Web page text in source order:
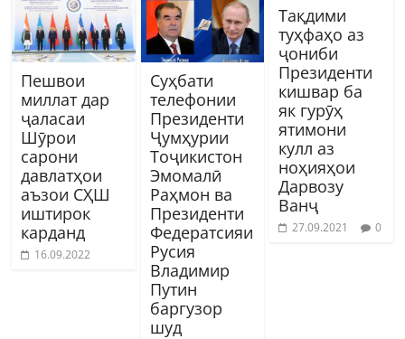
Пешвои
миллат дар
ҷаласаи
Шӯрои
сарони
давлатҳои
аъзои СҲШ
иштирок
карданд
16.09.2022
Суҳбати
телефонии
Президенти
Ҷумҳурии
Тоҷикистон
Эмомалӣ
Раҳмон ва
Президенти
Федератсияи
Русия
Владимир
Путин
баргузор
шуд
Тақдими
туҳфаҳо аз
ҷониби
Президенти
кишвар ба
як гурӯҳ
ятимони
кулл аз
ноҳияҳои
Дарвозу
Ванҷ
27.09.2021 0